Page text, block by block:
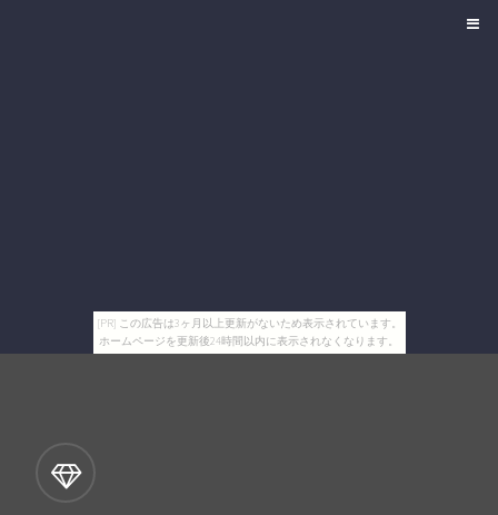
[PR] この広告は3ヶ月以上更新がないため表示されています。
ホームページを更新後24時間以内に表示されなくなります。